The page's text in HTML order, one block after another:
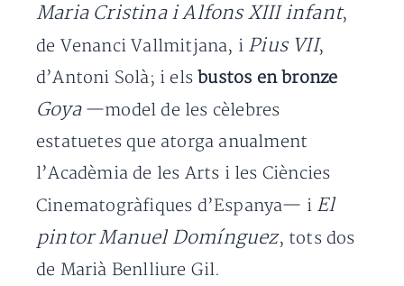
Maria Cristina i Alfons XIII infant,
de Venanci Vallmitjana, i Pius VII,
d’Antoni Solà; i elsbustos en bronze
Goya—model de les cèlebres
estatuetes que atorga anualment
l’Acadèmia de les Arts i les Ciències
Cinematogràfiques d’Espanya— i El
pintor Manuel Domínguez, tots dos
de Marià Benlliure Gil.